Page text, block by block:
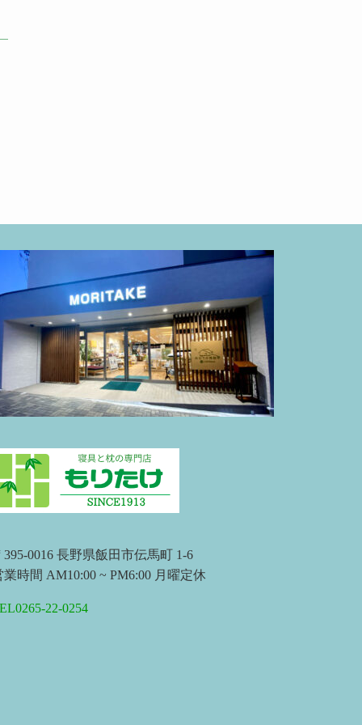
395-0016 長野県飯田市伝馬町 1-6
業時間 AM10:00 ~ PM6:00 月曜定休
22-0254